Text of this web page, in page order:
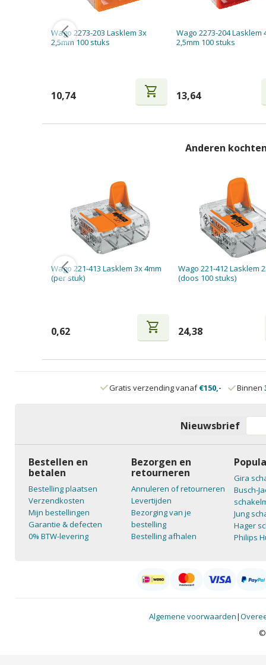
Wago 2273-203 Lasklem 3x
2,5mm 100 stuks
10,74 shopping_cart
Wago 2273-204 Lasklem
2,5mm 100 stuks
13,64
Anderen
Wago 221-413 Lasklem 3x 4mm
(per stuk)
0,62 shopping_cart
Wago 221-412 Lasklem
(doos 100 stuks)
24,38
Gratis verzending vanaf€150,- Binnen
Nieuwsbrief
Bestellen en
betalen
Bestelling plaatsen
Verzendkosten
Mijn bestellingen
Garantie & defecten
0% BTW-levering
Bezorgen en
retourneren
Annuleren of retourneren
Levertijden
Bezorging van je
bestelling
Bestelling afhalen
Gira
Busch-
Jung
Hager
Philips
Algemene voorwaarden|
©